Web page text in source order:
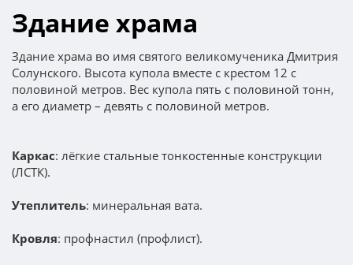
Здание храма
Здание храма во имя святого великомученика Дмитрия
Солунского. Высота купола вместе с крестом 12 с
половиной метров. Вес купола пять с половиной тонн,
а его диаметр – девять с половиной метров.
Каркас: лёгкие стальные тонкостенные конструкции
(ЛСТК).
Утеплитель: минеральная вата.
Кровля: профнастил (профлист).